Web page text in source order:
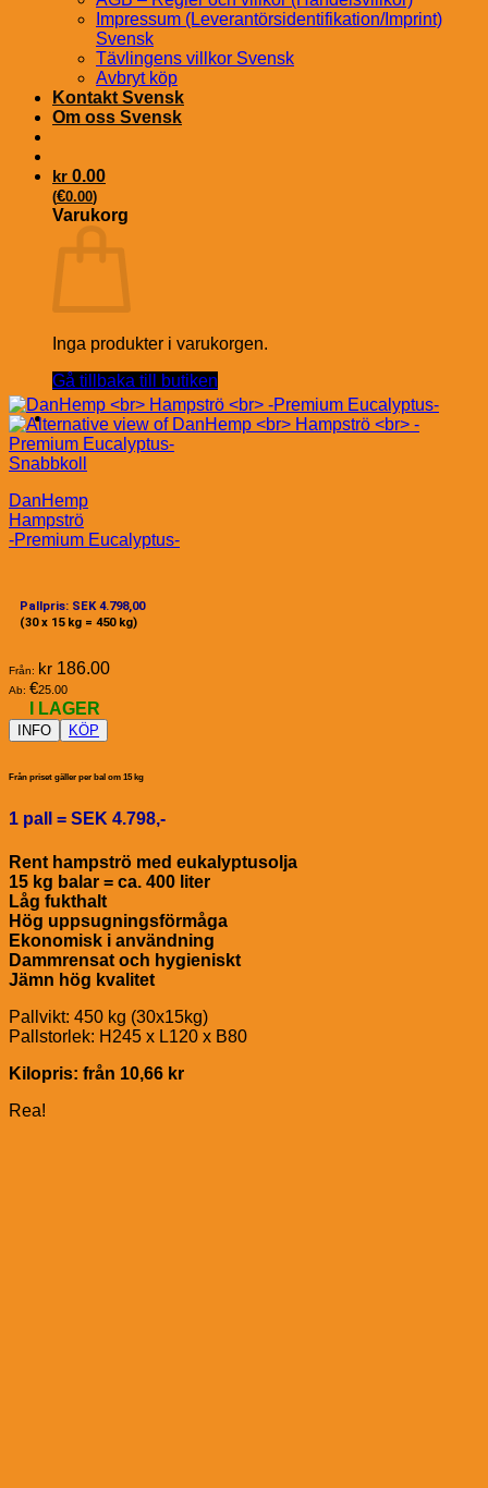
Impressum (Leverantörsidentifikation/Imprint)
Svensk
Tävlingens villkor Svensk
Avbryt köp
Kontakt Svensk
Om oss Svensk
kr 0.00
(€0.00)
Varukorg
Inga produkter i varukorgen.
Gå tillbaka till butiken
Snabbkoll
DanHemp
Hampströ
-Premium Eucalyptus-
Pallpris: SEK 4.798,00
(30 x 15 kg = 450 kg)
Från: kr 186.00
Ab: €25.00
I LAGER
INFO KÖP
Från priset gäller per bal om 15 kg
1 pall = SEK 4.798,-
Rent hampströ med eukalyptusolja
15 kg balar = ca. 400 liter
Låg fukthalt
Hög uppsugningsförmåga
Ekonomisk i användning
Dammrensat och hygieniskt
Jämn hög kvalitet
Pallvikt: 450 kg (30x15kg)
Pallstorlek: H245 x L120 x B80
Kilopris: från 10,66 kr
Rea!